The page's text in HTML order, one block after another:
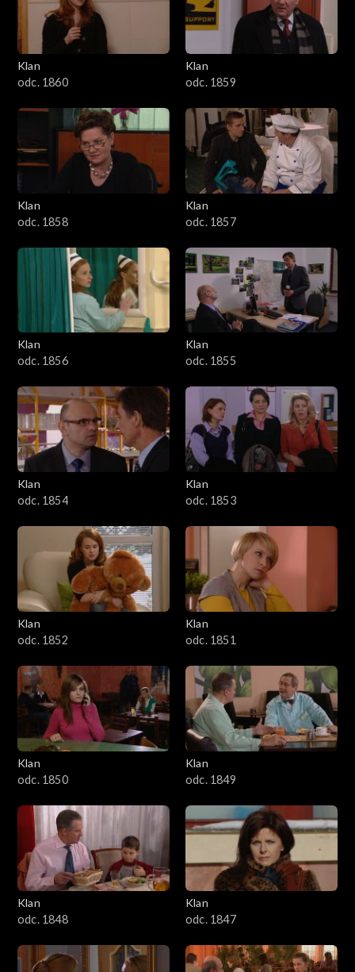
Klan
odc. 1860
Klan
odc. 1859
Klan
odc. 1858
Klan
odc. 1857
Klan
odc. 1856
Klan
odc. 1855
Klan
odc. 1854
Klan
odc. 1853
Klan
odc. 1852
Klan
odc. 1851
Klan
odc. 1850
Klan
odc. 1849
Klan
odc. 1848
Klan
odc. 1847